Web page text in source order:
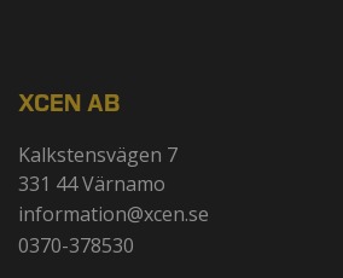
XCEN AB
Kalkstensvägen 7
331 44 Värnamo
information@xcen.se
0370-378530